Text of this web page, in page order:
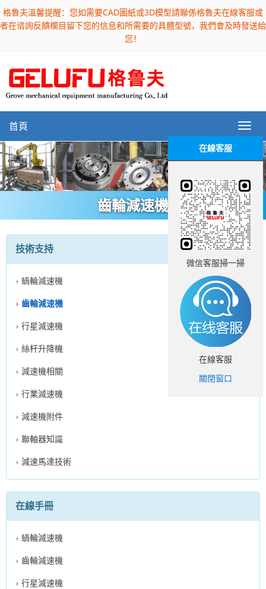
格魯夫溫馨提醒：您如需要CAD圖紙或3D模型請聯係格魯夫在線客服或
者在谘詢反饋欄目留下您的信息和所需要的具體型號，我們會及時發送給
您！
首頁
齒輪減速機
技術支持
蝸輪減速機
齒輪減速機
行星減速機
絲杆升降機
減速機相關
行業減速機
減速機附件
聯軸器知識
減速馬達技術
在線手冊
蝸輪減速機
齒輪減速機
行星減速機
在線客服
微信客服掃一掃
在線客服
關閉窗口